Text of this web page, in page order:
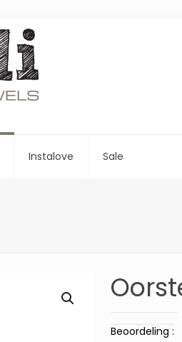
Instalove Sale
Beoordeling :